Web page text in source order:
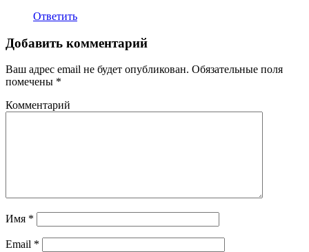
Ответить
Добавить комментарий
Ваш адрес email не будет опубликован. Обязательные поля
помечены *
Комментарий
Имя *
Email *